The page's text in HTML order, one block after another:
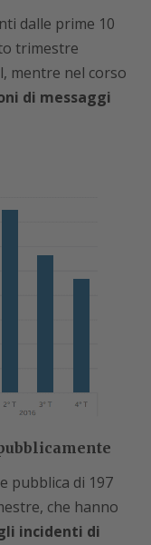
dalle prime 10
trimestre
mentre nel corso
di messaggi
pubblica di 197
che hanno
incidenti di